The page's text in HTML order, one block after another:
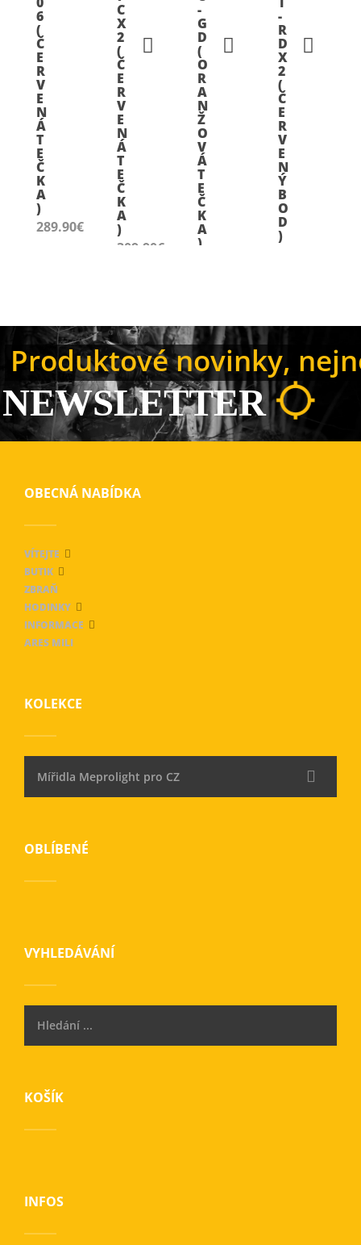
6
(
Č
E
R
V
E
N
Á
T
E
Č
K
A
)
289.90€
C
X
2
(
Č
E
R
V
E
N
Á
T
E
Č
K
A
)
309.90€
-
G
D
(
O
R
A
N
Ž
O
V
Á
T
E
Č
K
A
)
-
R
D
X
2
(
Č
E
R
V
E
N
Ý
B
O
D
)
Produktové novinky,
NEWSLETTER
OBECNÁ NABÍDKA
VÍTEJTE
BUTIK
ZBRAŇ
HODINKY
INFORMACE
ARES MILI
KOLEKCE
Mířidla Meprolight pro CZ
OBLÍBENÉ
VYHLEDÁVÁNÍ
KOŠÍK
INFOS